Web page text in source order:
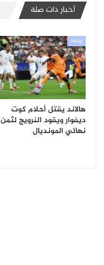
أخبار ذات صلة
رياضة
هالاند يقتل أحلام كوت
ديفوار ويقود النرويج لثمن
نهائي المونديال